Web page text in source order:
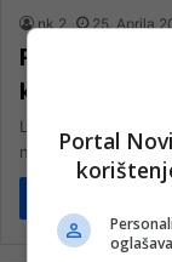
nk 2 25. Aprila
Počelo
konja GPS
Livanjski divlji konji
na ovom području
Portal